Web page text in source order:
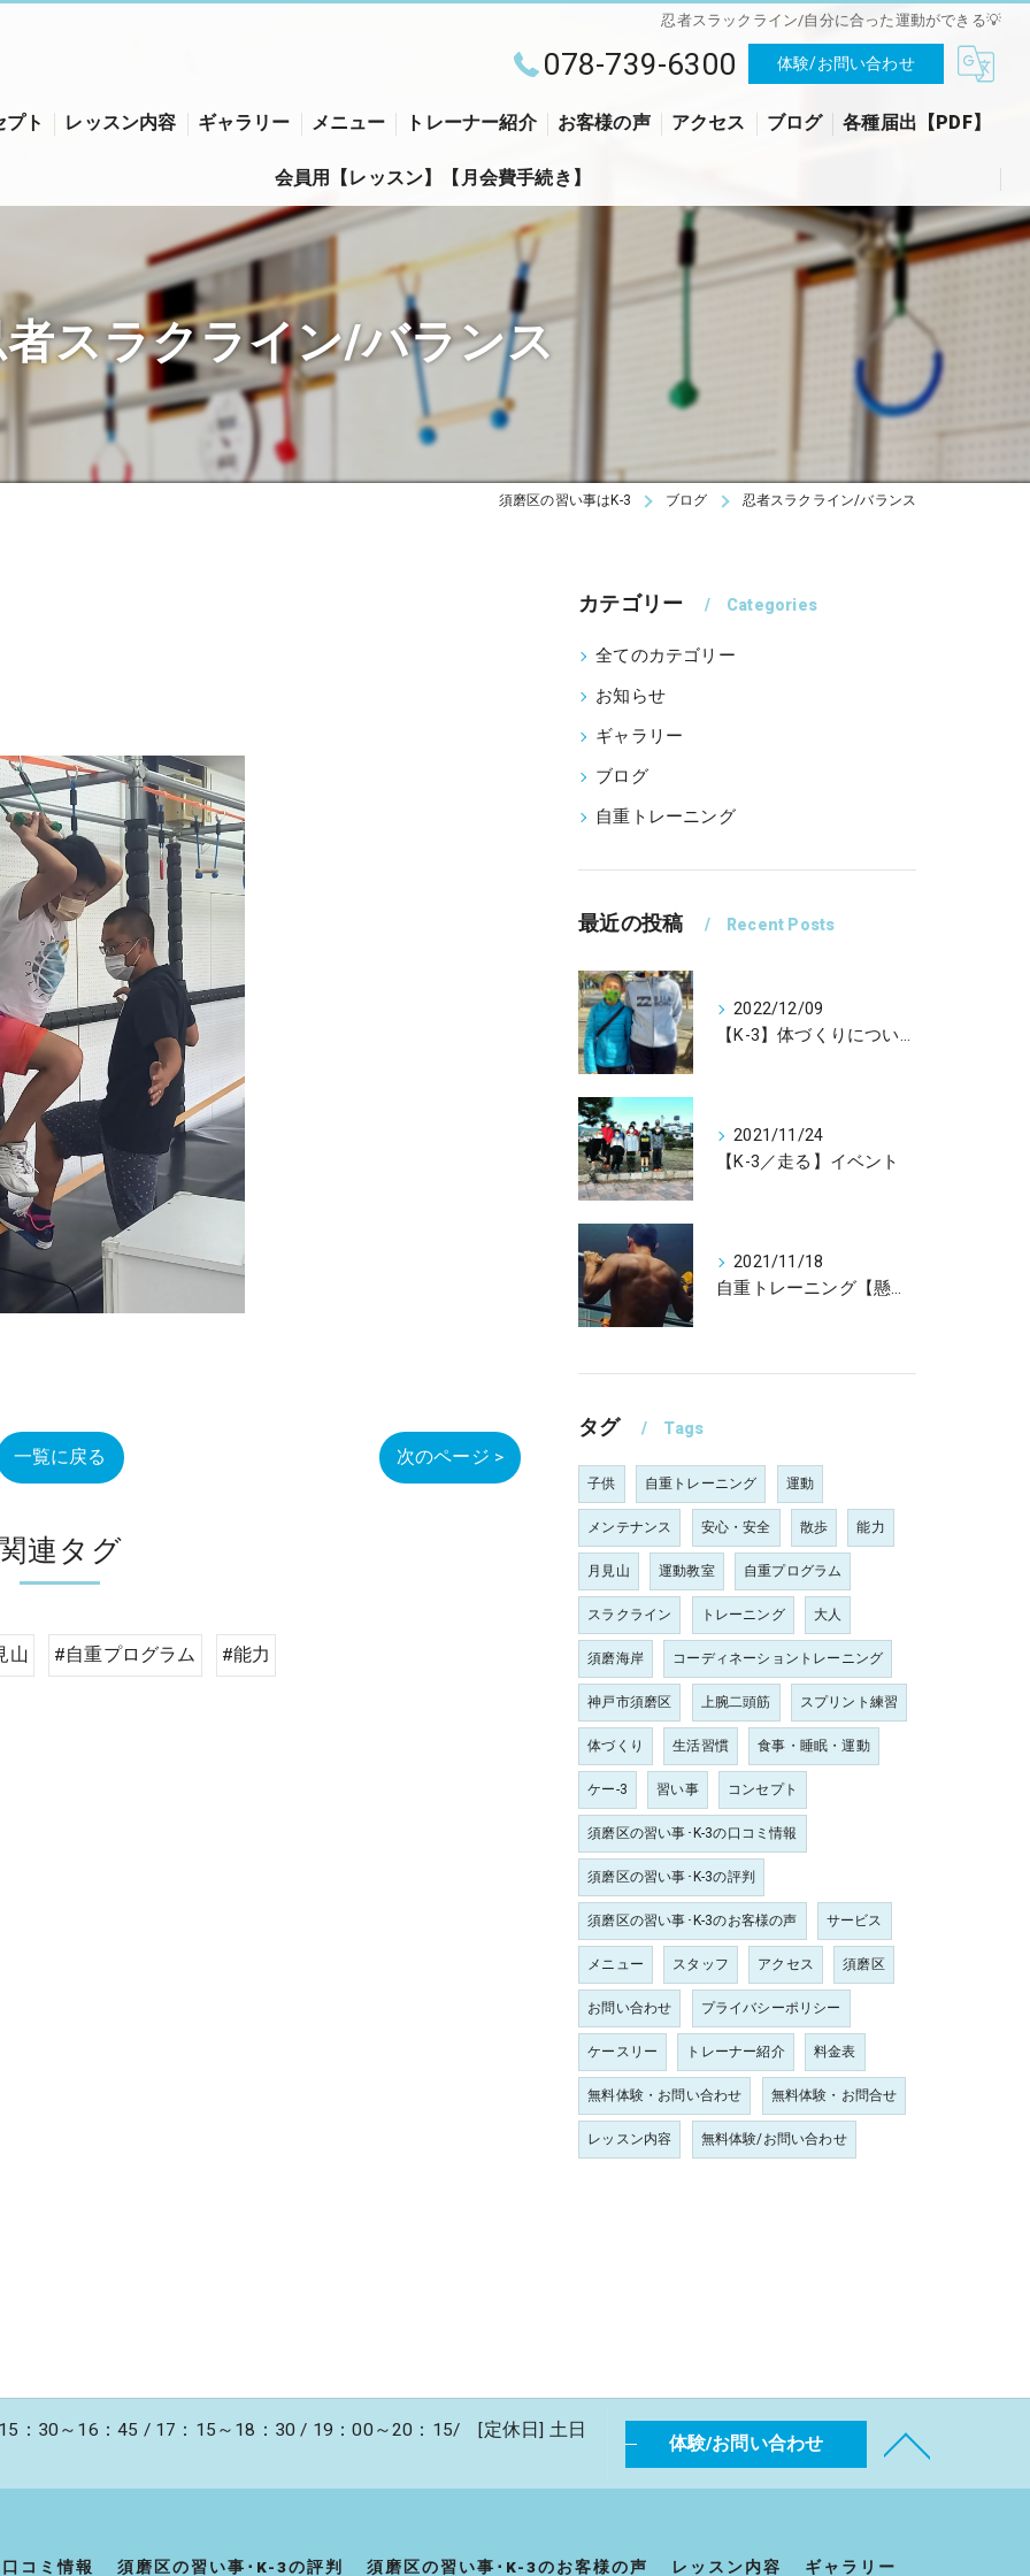
忍者スラックライン/自分に合った運動ができる💡
078-739-6300 体験/お問い合わせ
プト
の習い事･K-3の口コミ情報
区の習い事･K-3の評判
の習い事･K-3のお客様の声
レッスン内容 ギャラリー メニュー トレーナー紹介 お客様の声 アクセス
ケースリー
ブログ 各種届出【PDF】
入会申込書【PDF】
変更届【PDF】
会員用【レッスン】【月会費手続き】
スラクライン/バランス
須磨区の習い事はK-3 ブログ 忍者スラクライン/バランス
一覧に戻る 次のページ >
関連タグ
山 #自重プログラム #能力
カテゴリー Categories
全てのカテゴリー
お知らせ
ギャラリー
ブログ
自重トレーニング
最近の投稿 Recent Posts
2022/12/09
【K-3】体づくりについて
2021/11/24
【K-3／走る】イベント
2021/11/18
自重トレーニング【懸垂】強い上腕二頭筋
タグ Tags
子供 自重トレーニング 運動
メンテナンス 安心・安全 散歩 能力
月見山 運動教室 自重プログラム
スラクライン トレーニング 大人
須磨海岸 コーディネーショントレーニング
神戸市須磨区 上腕二頭筋 スプリント練習
体づくり 生活習慣 食事・睡眠・運動
ケー-3 習い事 コンセプト
須磨区の習い事･K-3の口コミ情報
須磨区の習い事･K-3の評判
須磨区の習い事･K-3のお客様の声 サービス
メニュー スタッフ アクセス 須磨区
お問い合わせ プライバシーポリシー
ケースリー トレーナー紹介 料金表
無料体験・お問い合わせ 無料体験・お問合せ
レッスン内容 無料体験/お問い合わせ
：30～16：45 / 17：15～18：30 / 19：00～20：15/ [定休日] 土日
体験/お問い合わせ
コミ情報 須磨区の習い事･K-3の評判 須磨区の習い事･K-3のお客様の声 レッスン内容 ギャラリー